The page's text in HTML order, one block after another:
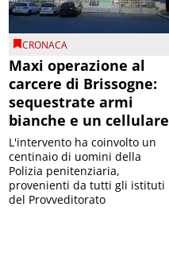
CRONACA
Maxi operazione al
carcere di Brissogne:
sequestrate armi
bianche e un cellulare
L'intervento ha coinvolto un
centinaio di uomini della
Polizia penitenziaria,
provenienti da tutti gli istituti
del Provveditorato